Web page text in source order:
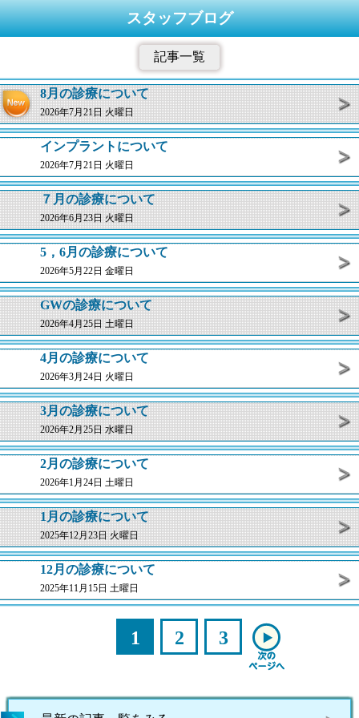
スタッフブログ
記事一覧
8月の診療について
2026年7月21日 火曜日
インプラントについて
2026年7月21日 火曜日
７月の診療について
2026年6月23日 火曜日
5，6月の診療について
2026年5月22日 金曜日
GWの診療について
2026年4月25日 土曜日
4月の診療について
2026年3月24日 火曜日
3月の診療について
2026年2月25日 水曜日
2月の診療について
2026年1月24日 土曜日
1月の診療について
2025年12月23日 火曜日
12月の診療について
2025年11月15日 土曜日
1 2 3